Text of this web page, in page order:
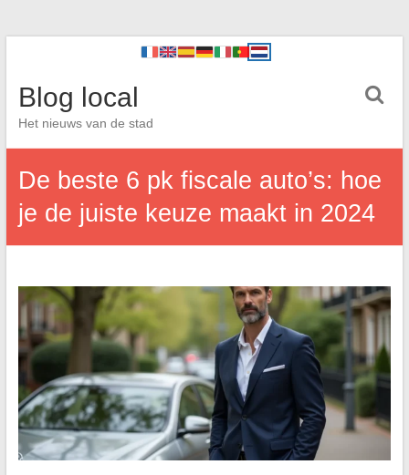
Blog local
Het nieuws van de stad
De beste 6 pk fiscale auto’s: hoe
je de juiste keuze maakt in 2024